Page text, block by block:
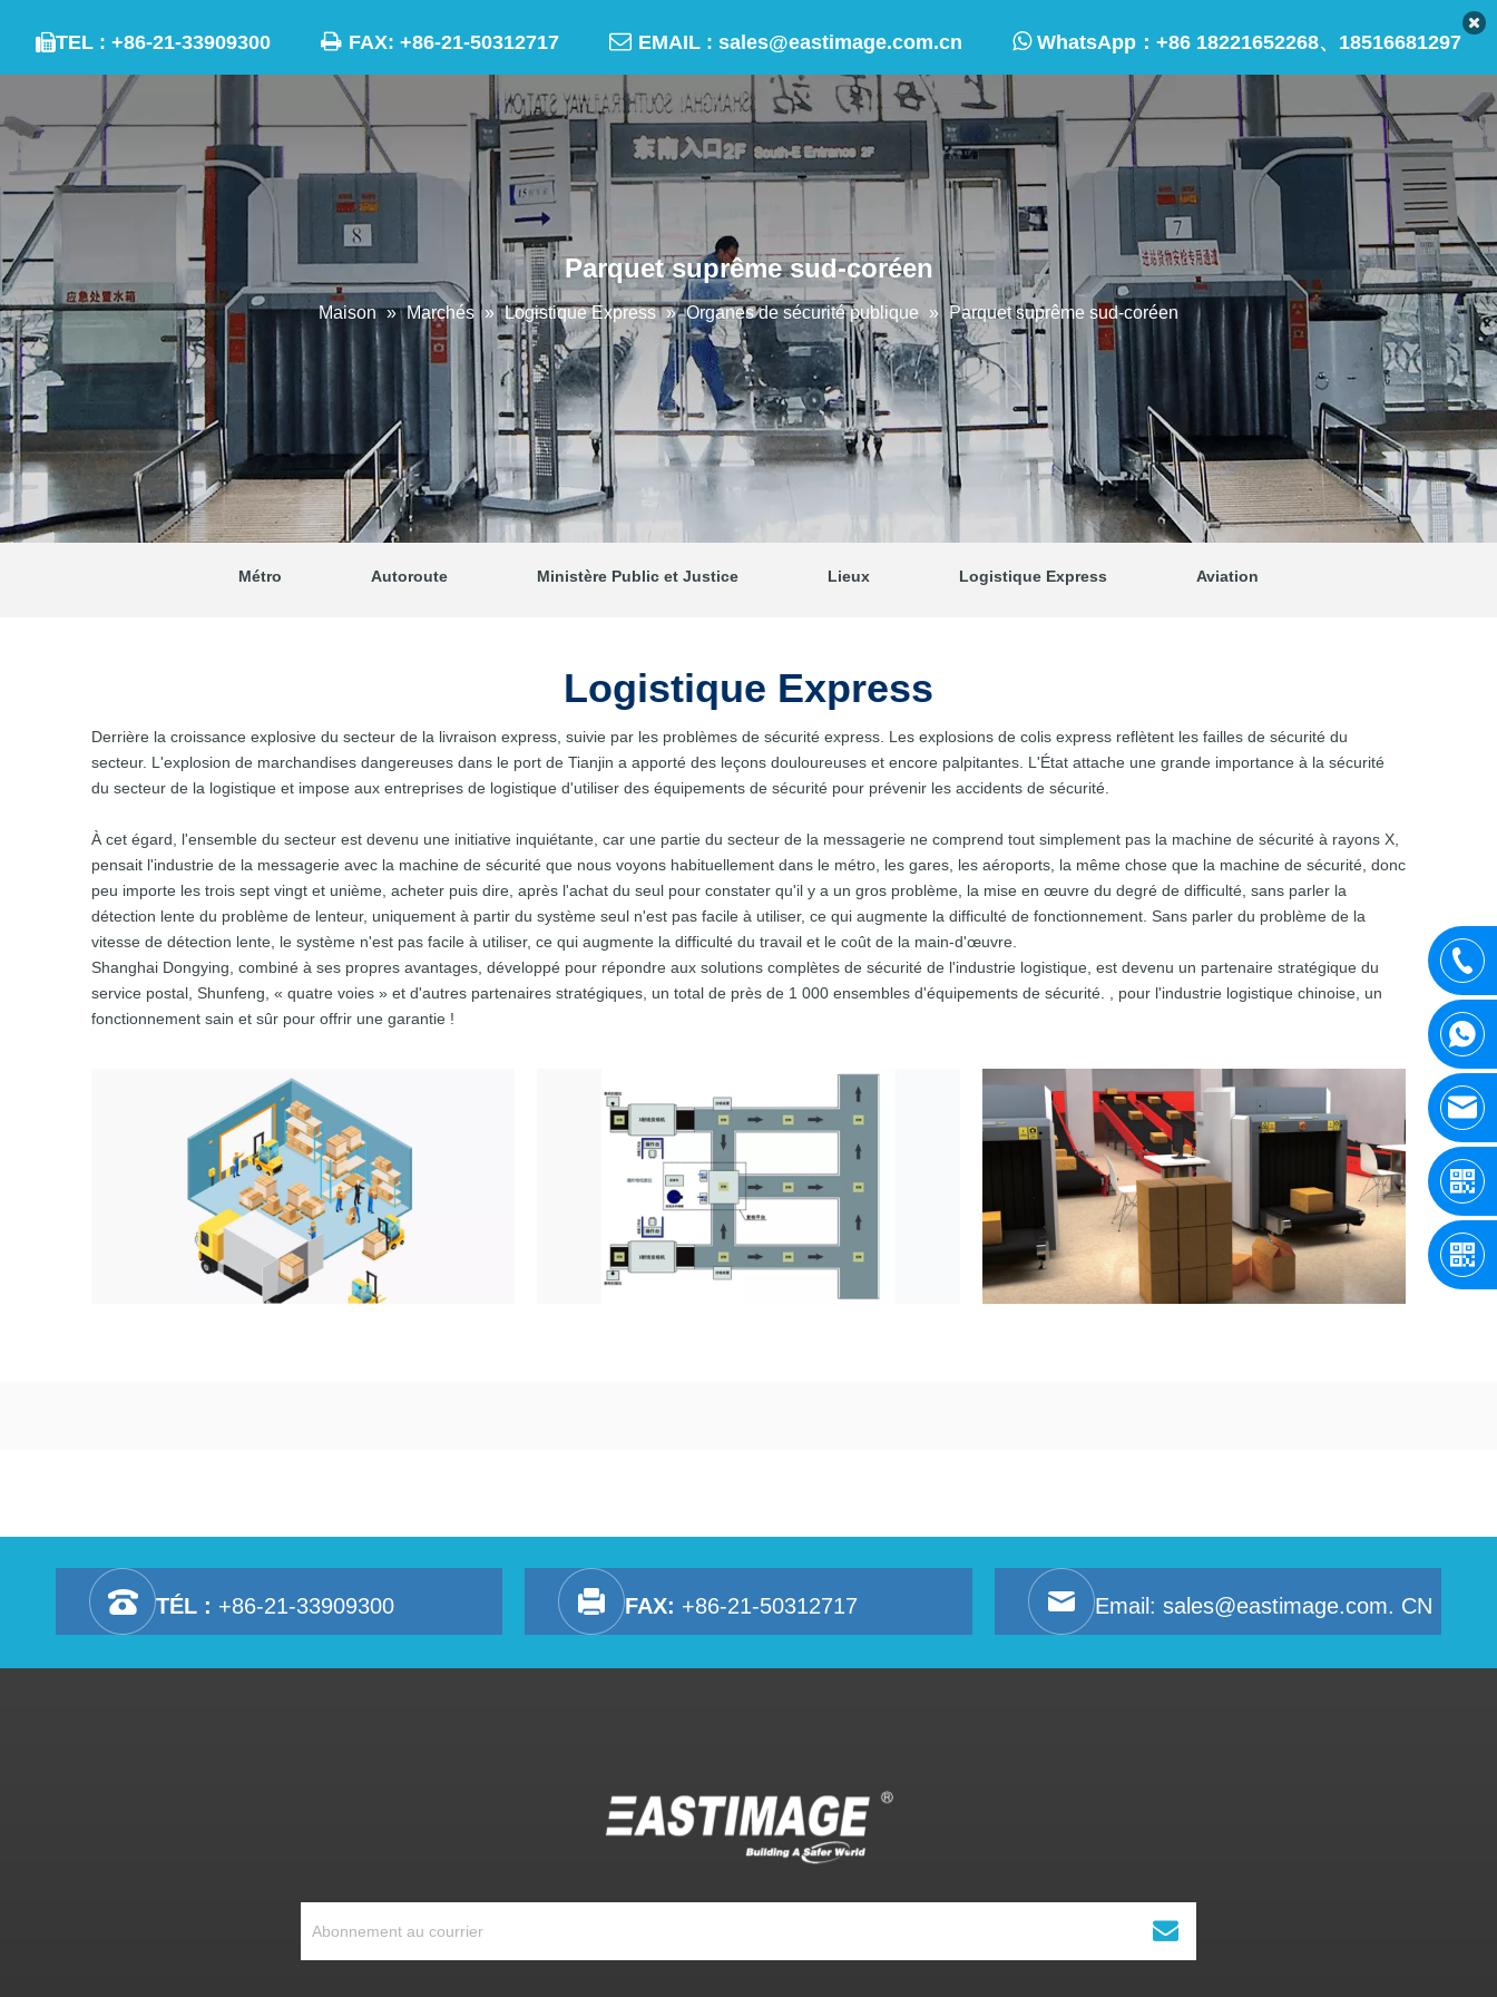
TEL : +86-21-33909300  FAX: +86-21-50312717  EMAIL : sales@eastimage.com.cn WhatsApp： +86 18221652268、18516681297
Parquet suprême sud-coréen
Maison » Marchés » Logistique Express » Organes de sécurité publique » Parquet suprême sud-coréen
Métro Autoroute Ministère Public et Justice Lieux Logistique Express Aviation
Logistique Express
Derrière la croissance explosive du secteur de la livraison express, suivie par les problèmes de sécurité express. Les explosions de colis express reflètent les failles de sécurité du
secteur. L'explosion de marchandises dangereuses dans le port de Tianjin a apporté des leçons douloureuses et encore palpitantes. L'État attache une grande importance à la sécurité
du secteur de la logistique et impose aux entreprises de logistique d'utiliser des équipements de sécurité pour prévenir les accidents de sécurité.
À cet égard, l'ensemble du secteur est devenu une initiative inquiétante, car une partie du secteur de la messagerie ne comprend tout simplement pas la machine de sécurité à rayons X,
pensait l'industrie de la messagerie avec la machine de sécurité que nous voyons habituellement dans le métro, les gares, les aéroports, la même chose que la machine de sécurité, donc
peu importe les trois sept vingt et unième, acheter puis dire, après l'achat du seul pour constater qu'il y a un gros problème, la mise en œuvre du degré de difficulté, sans parler la
détection lente du problème de lenteur, uniquement à partir du système seul n'est pas facile à utiliser, ce qui augmente la difficulté de fonctionnement. Sans parler du problème de la
vitesse de détection lente, le système n'est pas facile à utiliser, ce qui augmente la difficulté du travail et le coût de la main-d'œuvre.
Shanghai Dongying, combiné à ses propres avantages, développé pour répondre aux solutions complètes de sécurité de l'industrie logistique, est devenu un partenaire stratégique du
service postal, Shunfeng, « quatre voies » et d'autres partenaires stratégiques, un total de près de 1 000 ensembles d'équipements de sécurité. , pour l'industrie logistique chinoise, un
fonctionnement sain et sûr pour offrir une garantie !
TÉL : +86-21-33909300 FAX: +86-21-50312717 Email: sales@eastimage.com. CN